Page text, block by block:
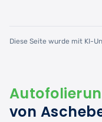
Diese Seite wurde mit KI-
von